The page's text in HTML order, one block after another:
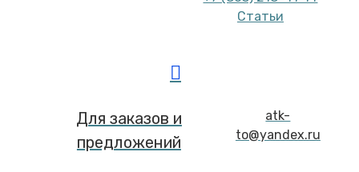
Статьи
Для заказов и
предложений
atk-
to@yandex.ru